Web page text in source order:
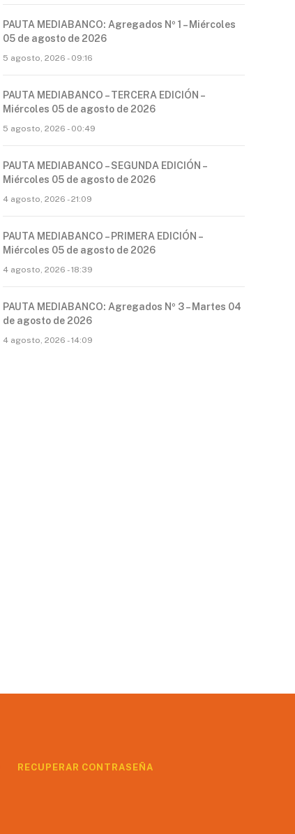
PAUTA MEDIABANCO: Agregados Nº 1 – Miércoles
05 de agosto de 2026
5 agosto, 2026 - 09:16
PAUTA MEDIABANCO – TERCERA EDICIÓN –
Miércoles 05 de agosto de 2026
5 agosto, 2026 - 00:49
PAUTA MEDIABANCO – SEGUNDA EDICIÓN –
Miércoles 05 de agosto de 2026
4 agosto, 2026 - 21:09
PAUTA MEDIABANCO – PRIMERA EDICIÓN –
Miércoles 05 de agosto de 2026
4 agosto, 2026 - 18:39
PAUTA MEDIABANCO: Agregados Nº 3 – Martes 04
de agosto de 2026
4 agosto, 2026 - 14:09
RECUPERAR CONTRASEÑA